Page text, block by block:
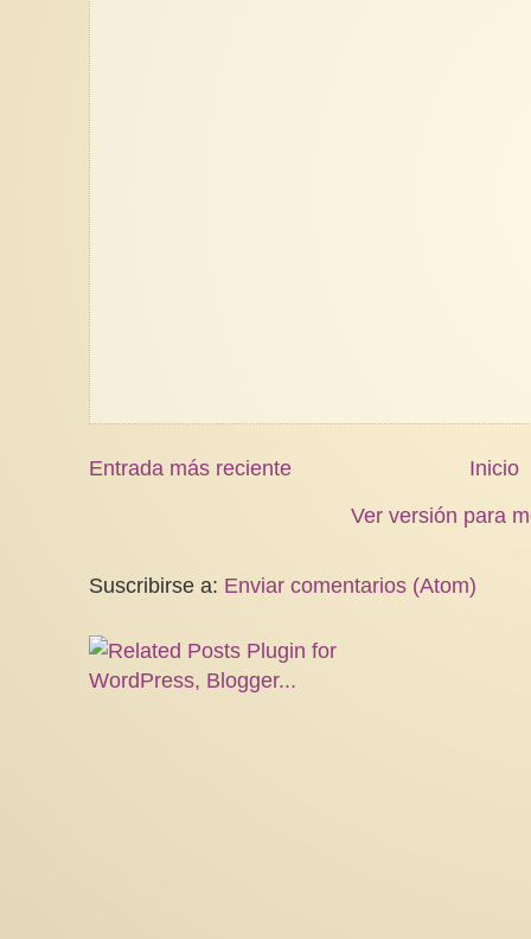
Entrada más reciente
Inicio
Ver versión para
Suscribirse a: Enviar comentarios (Atom)